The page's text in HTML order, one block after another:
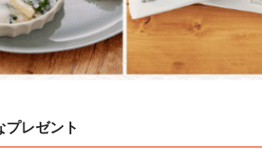
プレゼント